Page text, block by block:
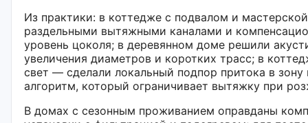
Из практики: в коттедже с подвалом и
раздельными вытяжными каналами и
уровень цоколя; в деревянном доме решили
увеличения диаметров и коротких трасс; в
свет — сделали локальный подпор притока в зону
алгоритм, который ограничивает вытяжку при
В домах с сезонным проживанием оправданы